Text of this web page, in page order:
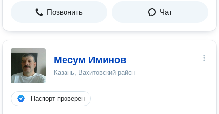
Позвонить Чат
Месум Иминов
Казань, Вахитовский район
Паспорт проверен